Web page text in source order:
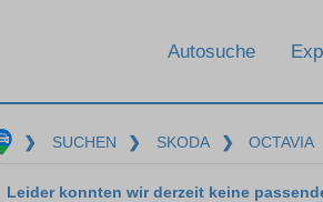
Autosuche
❯ SUCHEN ❯ SKODA ❯ OCTAVIA
Leider konnten wir derzeit keine